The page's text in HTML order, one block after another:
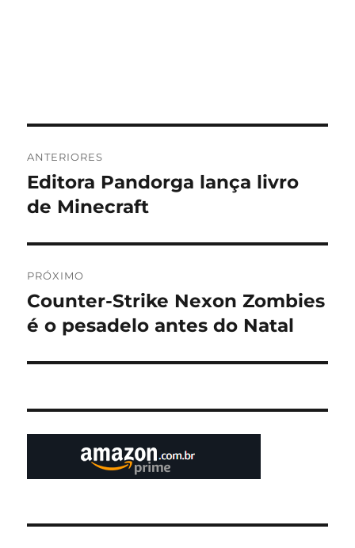
de
Post
ANTERIORES
Post
anterior:
Editora Pandorga lança livro
de Minecraft
PRÓXIMO
Próximo
post:
Counter-Strike Nexon Zombies
é o pesadelo antes do Natal